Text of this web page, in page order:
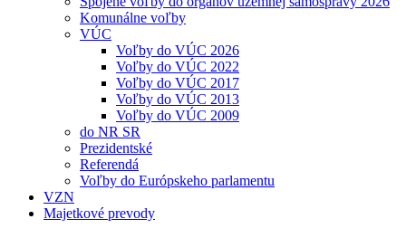
Komunálne voľby
VÚC
Voľby do VÚC 2026
Voľby do VÚC 2022
Voľby do VÚC 2017
Voľby do VÚC 2013
Voľby do VÚC 2009
do NR SR
Prezidentské
Referendá
Voľby do Európskeho parlamentu
VZN
Majetkové prevody